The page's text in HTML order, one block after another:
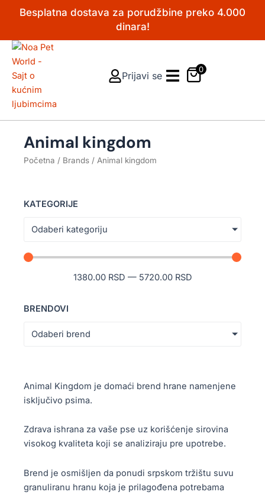
PređiBesplatna dostava za porudžbine preko 4.000
dinara!
Prijavi se
0
Animal kingdom
Početna / Brands / Animal kingdom
KATEGORIJE
Odaberi kategoriju
1380.00 RSD — 5720.00 RSD
BRENDOVI
Odaberi brend
Animal Kingdom je domaći brend hrane namenjene
isključivo psima.
Zdrava ishrana za vaše pse uz korišćenje sirovina
visokog kvaliteta koji se analiziraju pre upotrebe.
Brend je osmišljen da ponudi srpskom tržištu suvu
granuliranu hranu koja je prilagođena potrebama